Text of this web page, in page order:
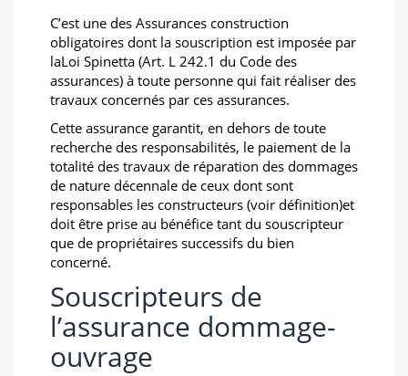
C’est une des Assurances construction
obligatoires dont la souscription est imposée par
laLoi Spinetta (Art. L 242.1 du Code des
assurances) à toute personne qui fait réaliser des
travaux concernés par ces assurances.
Cette assurance garantit, en dehors de toute
recherche des responsabilités, le paiement de la
totalité des travaux de réparation des dommages
de nature décennale de ceux dont sont
responsables les constructeurs (voir définition)et
doit être prise au bénéfice tant du souscripteur
que de propriétaires successifs du bien
concerné.
Souscripteurs de
l’assurance dommage-
ouvrage